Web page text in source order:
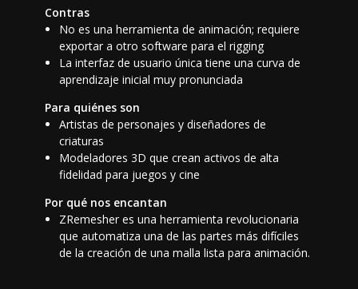
Contras
No es una herramienta de animación; requiere
exportar a otro software para el rigging
La interfaz de usuario única tiene una curva de
aprendizaje inicial muy pronunciada
Para quiénes son
Artistas de personajes y diseñadores de
criaturas
Modeladores 3D que crean activos de alta
fidelidad para juegos y cine
Por qué nos encantan
ZRemesher es una herramienta revolucionaria
que automatiza una de las partes más difíciles
de la creación de una malla lista para animación.